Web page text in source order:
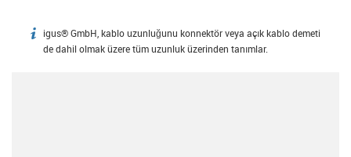
igus-icon-info
igus® GmbH, kablo uzunluğunu konnektör veya açık kablo demeti
de dahil olmak üzere tüm uzunluk üzerinden tanımlar.